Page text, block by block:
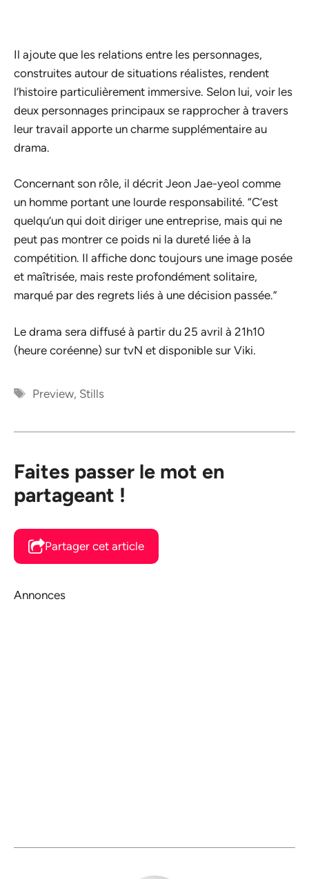
Il ajoute que les relations entre les personnages,
construites autour de situations réalistes, rendent
l’histoire particulièrement immersive. Selon lui, voir les
deux personnages principaux se rapprocher à travers
leur travail apporte un charme supplémentaire au
drama.
Concernant son rôle, il décrit Jeon Jae-yeol comme
un homme portant une lourde responsabilité. “C’est
quelqu’un qui doit diriger une entreprise, mais qui ne
peut pas montrer ce poids ni la dureté liée à la
compétition. Il affiche donc toujours une image posée
et maîtrisée, mais reste profondément solitaire,
marqué par des regrets liés à une décision passée.”
Le drama sera diffusé à partir du 25 avril à 21h10
(heure coréenne) sur tvN et disponible sur Viki.
Étiquettes
Preview, Stills
Faites passer le mot en
partageant !
Partager cet article
Annonces